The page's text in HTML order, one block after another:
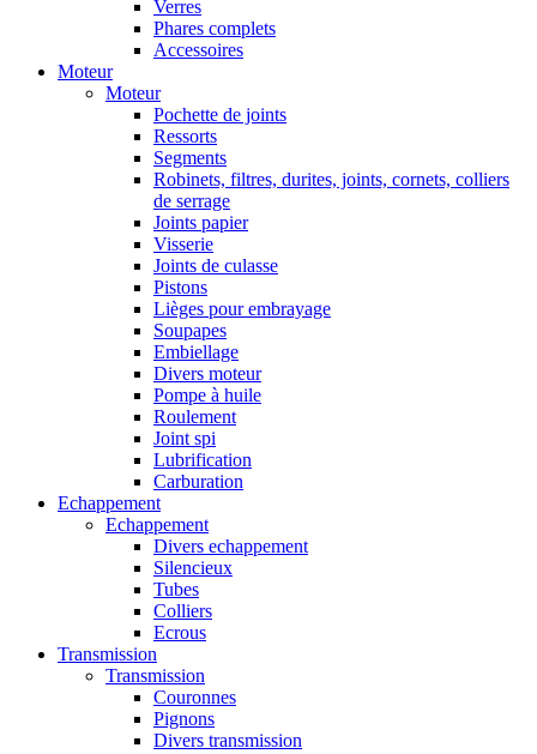
Verres
Phares complets
Accessoires
Moteur
Moteur
Pochette de joints
Ressorts
Segments
Robinets, filtres, durites, joints, cornets, colliers
de serrage
Joints papier
Visserie
Joints de culasse
Pistons
Lièges pour embrayage
Soupapes
Embiellage
Divers moteur
Pompe à huile
Roulement
Joint spi
Lubrification
Carburation
Echappement
Echappement
Divers echappement
Silencieux
Tubes
Colliers
Ecrous
Transmission
Transmission
Couronnes
Pignons
Divers transmission